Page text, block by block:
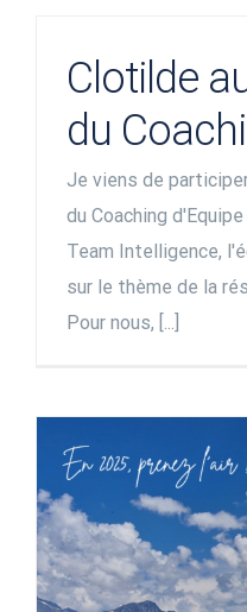
Clotilde
du
Je viens de
du Coaching
Team Intelligence,
sur le thème de la
Pour nous, [...]